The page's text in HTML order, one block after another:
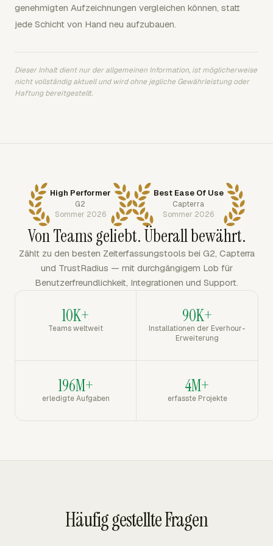
genehmigten Aufzeichnungen vergleichen können, statt
jede Schicht von Hand neu aufzubauen.
Dieser Inhalt dient nur der allgemeinen Information, ist möglicherweise
nicht vollständig aktuell und wird ohne jegliche Gewährleistung oder
Haftung bereitgestellt.
High Performer
G2
Sommer 2026
Best Ease Of Use
Capterra
Sommer 2026
Von Teams geliebt. Überall bewährt.
Zählt zu den besten Zeiterfassungstools bei G2, Capterra
und TrustRadius — mit durchgängigem Lob für
Benutzerfreundlichkeit, Integrationen und Support.
10K+
Teams weltweit
90K+
Installationen der Everhour-
Erweiterung
196M+
erledigte Aufgaben
4M+
erfasste Projekte
Häufig gestellte Fragen